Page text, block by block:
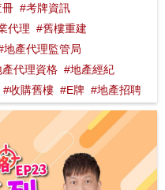
冊 #考牌資訊
代理 #舊樓重建
地產代理監管局
產代理資格 #地產經紀
#收購舊樓 #E牌 #地產招聘